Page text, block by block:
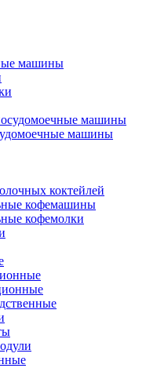
машины
машины
машины
коктейлей
кофемашины
кофемолки